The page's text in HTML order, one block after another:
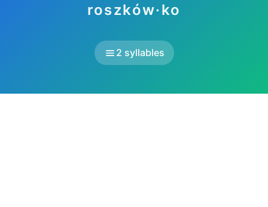
roszków·ko
2 syllables